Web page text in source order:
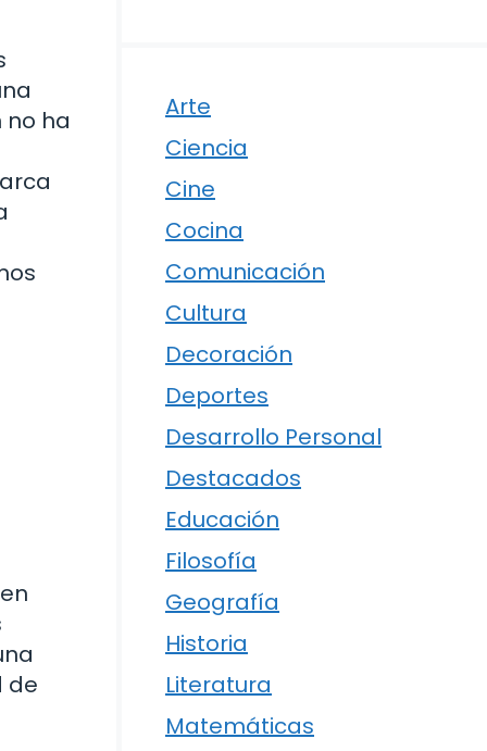
ha
de
Arte
Ciencia
Cine
Cocina
Comunicación
Cultura
Decoración
Deportes
Desarrollo Personal
Destacados
Educación
Filosofía
Geografía
Historia
Literatura
Matemáticas